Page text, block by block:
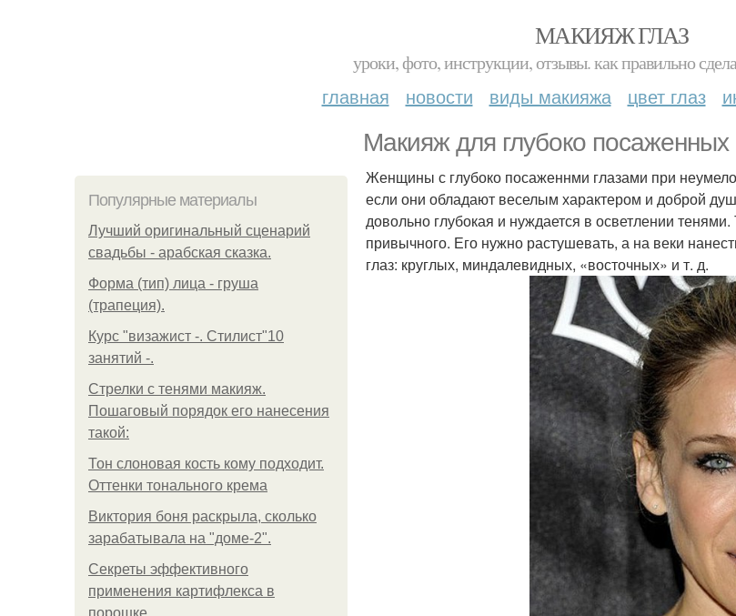
МАКИЯЖ ГЛАЗ
уроки, фото, инструкции, отзывы. как правильно
главная новости виды макияжа цвет глаз
Макияж для глубоко посаженных
Популярные материалы
Лучший оригинальный сценарий
свадьбы - арабская сказка.
Форма (тип) лица - груша
(трапеция).
Курс "визажист -. Стилист"10
занятий -.
Стрелки с тенями макияж.
Пошаговый порядок его нанесения
такой:
Тон слоновая кость кому подходит.
Оттенки тонального крема
Виктория боня раскрыла, сколько
зарабатывала на "доме-2".
Секреты эффективного
применения картифлекса в
порошке
Женщины с глубоко посаженнми глазами при
если они обладают веселым характером и доброй
довольно глубокая и нуждается в осветлении
привычного. Его нужно растушевать, а на веки
глаз: круглых, миндалевидных, «восточных» и т. д.